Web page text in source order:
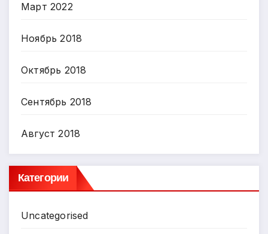
Март 2022
Ноябрь 2018
Октябрь 2018
Сентябрь 2018
Август 2018
Категории
Uncategorised